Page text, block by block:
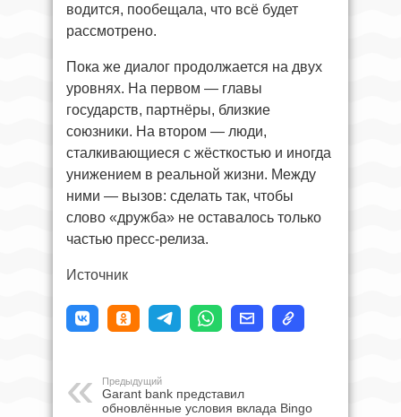
водится, пообещала, что всё будет
рассмотрено.
Пока же диалог продолжается на двух
уровнях. На первом — главы
государств, партнёры, близкие
союзники. На втором — люди,
сталкивающиеся с жёсткостью и иногда
унижением в реальной жизни. Между
ними — вызов: сделать так, чтобы
слово «дружба» не оставалось только
частью пресс-релиза.
Источник
Предыдущий
Garant bank представил
обновлённые условия вклада Bingo